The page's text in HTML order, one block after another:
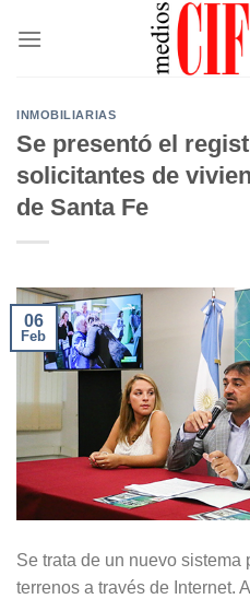
INMOBILIARIAS
Se presentó el
solicitantes de
de Santa Fe
06
Feb
Se trata de un nuevo
terrenos a través de Internet.